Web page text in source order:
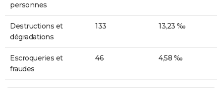
personnes
Destructions et
dégradations
133 13,23 ‰
Escroqueries et
fraudes
46 4,58 ‰